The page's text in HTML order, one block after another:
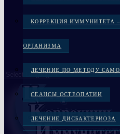
КОРРЕКЦИЯ ИММУНИТЕТА
ОРГАНИЗМА
ЛЕЧЕНИЕ ПО МЕТОДУ
СЕАНСЫ ОСТЕОПАТИИ
ЛЕЧЕНИЕ ДИСБАКТЕРИОЗА